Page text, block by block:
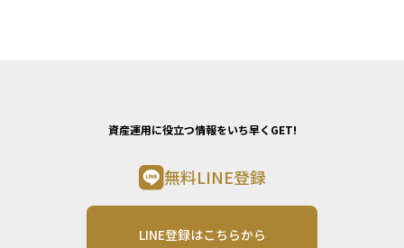
資産運用に役立つ情報をいち早くGET!
無料LINE登録
LINE登録はこちらから